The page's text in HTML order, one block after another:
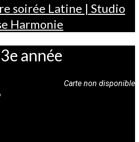
soirée Latine | Studio
Harmonie
année
Carte non disponible